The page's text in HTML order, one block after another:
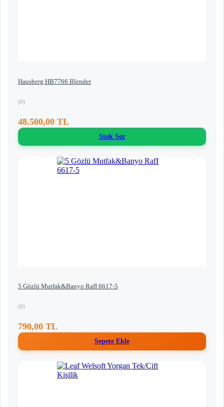
Hausberg HB7766 Blender
(0)
48.500,00 TL
Stok Sor
5 Gözlü Mutfak&Banyo RafI 6617-5
(0)
790,00 TL
Sepete Ekle